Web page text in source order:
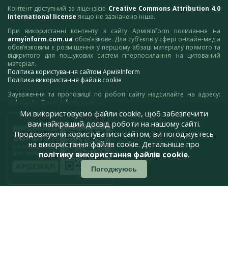
Контент доступний за ліцензією Creative Commons Attribution 4.0
International license якщо не зазначено інше.
При використанні контенту з сайту АрміяInform посилання на
armyinform.com.ua обов’язкове. Для суб’єктів у сфері онлайн-медіа
обов’язковим є розміщення у першому абзаці матеріалу прямого та
відкритого для пошукових систем гіперпосилання на цитований
матеріал.
Політика користування сайтом АрміяInform
Політика використання файлів cookie
Зауваження та пропозиції по роботі сайту надсилайте на адресу:
webmaster@armyinform.com.ua
Ми використовуємо файли cookie, щоб забезпечити
вам найкращий досвід роботи на нашому сайті.
Продовжуючи користуватися сайтом, ви погоджуєтесь
на використання файлів cookie. Детальніше про
політику використання файлів cookie.
Погоджуюсь